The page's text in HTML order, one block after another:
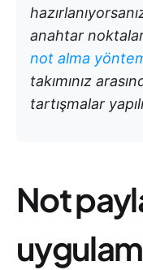
anahtar
not alma
takımınız
tartışmalar
Not